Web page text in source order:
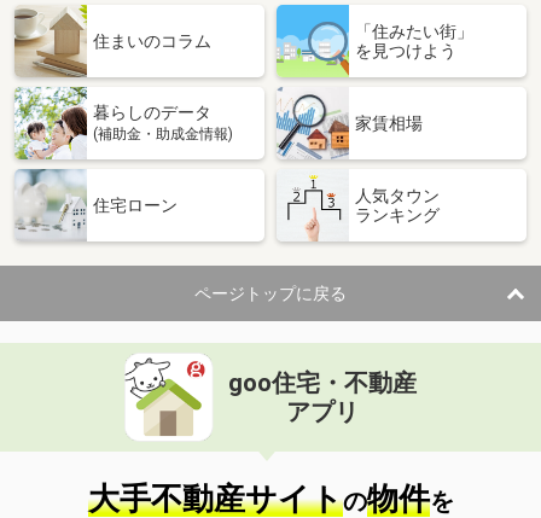
住まいのコラム
「住みたい街」
を見つけよう
暮らしのデータ
(補助金・助成金情報)
家賃相場
住宅ローン
人気タウン
ランキング
ページトップに戻る
goo住宅・不動産
アプリ
大手不動産サイトの物件を